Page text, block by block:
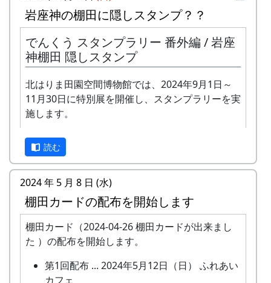
岩座神の棚田に隠しスタンプ？？
でんくう スタンプラリー 番外編 / 岩座
神棚田 隠しスタンプ
北はりま田園空間博物館では、2024年9月1日～
11月30日に特別展を開催し、スタンプラリーを実
施します。
正式なスタンプラリーは何カ所も行かないと達成
できませんが、No. 173 「棚田の里 岩座神」に
は、何と、1個だけで達成できる隠しスタンプが
置いてあります。このスタンプは、北はりまエコ
ミュージアムで100円割引券として使えます。
イベントのときに来て下さい
ただし、スタンプを置いている岩座神の公会堂は
ふだんは閉まっていますので、いつ来てもスタン
プを押せるわけではありません。
読む
2024 年 5 月 8 日 (水)
棚田カードの配布を開始します
棚田カード（2024-04-26 棚田カードが出来まし
た ）の配布を開始します。
第1回配布 ... 2024年5月12日（日） ふれあい
カフェ